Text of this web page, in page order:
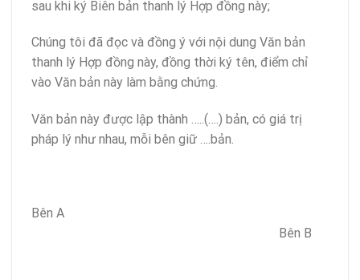
sau khi ký Biên bản thanh lý Hợp đồng này;
Chúng tôi đã đọc và đồng ý với nội dung Văn bản
thanh lý Hợp đồng này, đồng thời ký tên, điểm chỉ
vào Văn bản này làm bằng chứng.
Văn bản này được lập thành …..(….) bản, có giá trị
pháp lý như nhau, mỗi bên giữ ….bản.
Bên A
Bên B